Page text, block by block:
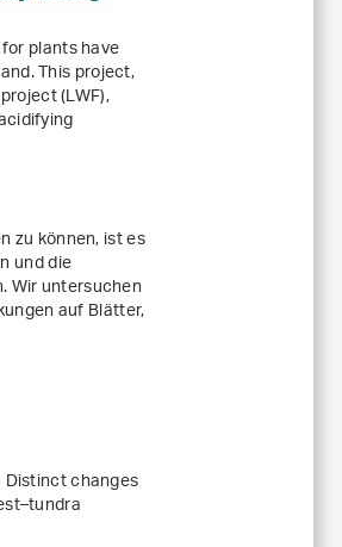
plants have
This project,
(LWF),
zu können, ist es
und die
Wir untersuchen
auf Blätter,
Distinct changes